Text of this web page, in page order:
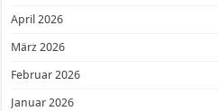
April 2026
März 2026
Februar 2026
Januar 2026